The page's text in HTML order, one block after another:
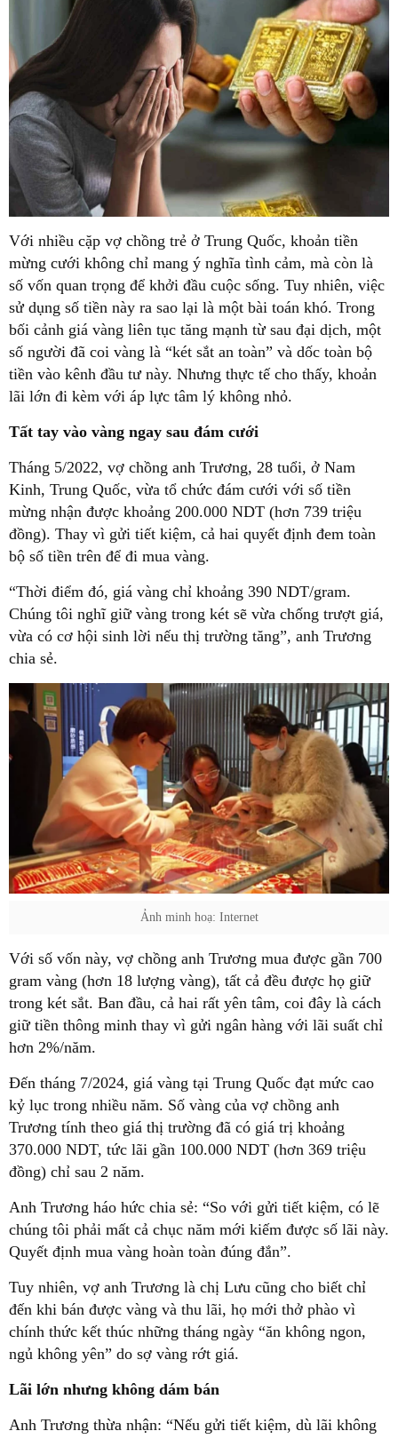
Với nhiều cặp vợ chồng trẻ ở Trung Quốc, khoản tiền
mừng cưới không chỉ mang ý nghĩa tình cảm, mà còn là
số vốn quan trọng để khởi đầu cuộc sống. Tuy nhiên, việc
sử dụng số tiền này ra sao lại là một bài toán khó. Trong
bối cảnh giá vàng liên tục tăng mạnh từ sau đại dịch, một
số người đã coi vàng là “két sắt an toàn” và dốc toàn bộ
tiền vào kênh đầu tư này. Nhưng thực tế cho thấy, khoản
lãi lớn đi kèm với áp lực tâm lý không nhỏ.
Tất tay vào vàng ngay sau đám cưới
Tháng 5/2022, vợ chồng anh Trương, 28 tuổi, ở Nam
Kinh, Trung Quốc, vừa tổ chức đám cưới với số tiền
mừng nhận được khoảng 200.000 NDT (hơn 739 triệu
đồng). Thay vì gửi tiết kiệm, cả hai quyết định đem toàn
bộ số tiền trên để đi mua vàng.
“Thời điểm đó, giá vàng chỉ khoảng 390 NDT/gram.
Chúng tôi nghĩ giữ vàng trong két sẽ vừa chống trượt giá,
vừa có cơ hội sinh lời nếu thị trường tăng”, anh Trương
chia sẻ.
Ảnh minh hoạ: Internet
Với số vốn này, vợ chồng anh Trương mua được gần 700
gram vàng (hơn 18 lượng vàng), tất cả đều được họ giữ
trong két sắt. Ban đầu, cả hai rất yên tâm, coi đây là cách
giữ tiền thông minh thay vì gửi ngân hàng với lãi suất chỉ
hơn 2%/năm.
Đến tháng 7/2024, giá vàng tại Trung Quốc đạt mức cao
kỷ lục trong nhiều năm. Số vàng của vợ chồng anh
Trương tính theo giá thị trường đã có giá trị khoảng
370.000 NDT, tức lãi gần 100.000 NDT (hơn 369 triệu
đồng) chỉ sau 2 năm.
Anh Trương háo hức chia sẻ: “So với gửi tiết kiệm, có lẽ
chúng tôi phải mất cả chục năm mới kiếm được số lãi này.
Quyết định mua vàng hoàn toàn đúng đắn”.
Tuy nhiên, vợ anh Trương là chị Lưu cũng cho biết chỉ
đến khi bán được vàng và thu lãi, họ mới thở phào vì
chính thức kết thúc những tháng ngày “ăn không ngon,
ngủ không yên” do sợ vàng rớt giá.
Lãi lớn nhưng không dám bán
Anh Trương thừa nhận: “Nếu gửi tiết kiệm, dù lãi không